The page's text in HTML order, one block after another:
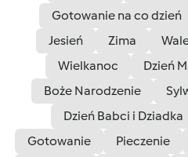
Gotowanie na co dzień
Jesień
Zima
Wielkanoc
Dzień
Boże Narodzenie
Dzień Babci i Dziadka
Gotowanie
Pieczenie